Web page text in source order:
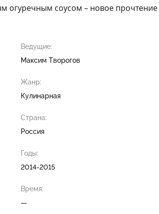
соусом – новое прочтение
Ведущие:
Максим Творогов
Жанр:
Кулинарная
Страна:
Россия
Годы:
2014-2015
Время:
—